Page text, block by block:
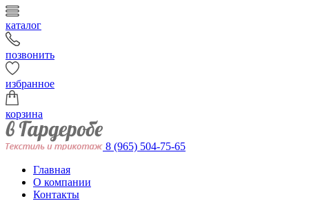
каталог
позвонить
избранное
корзина
8 (965) 504-75-65
Главная
О компании
Контакты